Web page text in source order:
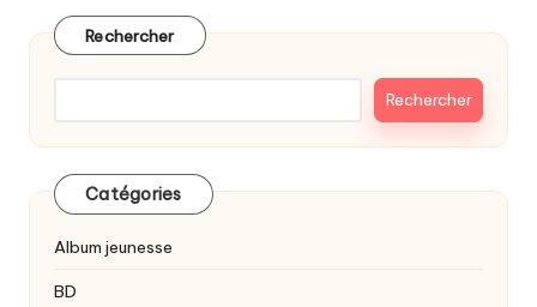
Rechercher
Rechercher
Catégories
Album jeunesse
BD